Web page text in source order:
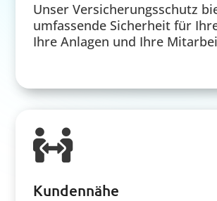
Unser Versicherungsschutz
umfassende Sicherheit für
Ihre Anlagen und Ihre

Kundennähe